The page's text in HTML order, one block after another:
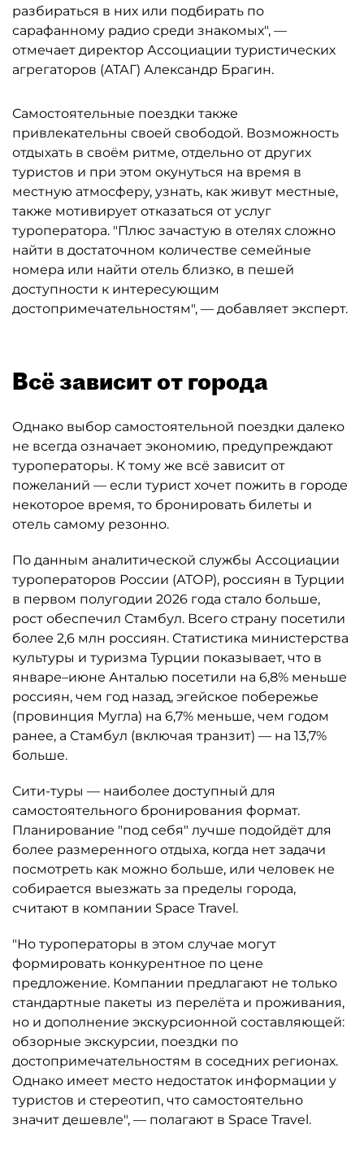
разбираться в них или подбирать по
сарафанному радио среди знакомых", —
отмечает директор Ассоциации туристических
агрегаторов (АТАГ) Александр Брагин.
Самостоятельные поездки также
привлекательны своей свободой. Возможность
отдыхать в своём ритме, отдельно от других
туристов и при этом окунуться на время в
местную атмосферу, узнать, как живут местные,
также мотивирует отказаться от услуг
туроператора. "Плюс зачастую в отелях сложно
найти в достаточном количестве семейные
номера или найти отель близко, в пешей
доступности к интересующим
достопримечательностям", — добавляет эксперт.
Всё зависит от города
Однако выбор самостоятельной поездки далеко
не всегда означает экономию, предупреждают
туроператоры. К тому же всё зависит от
пожеланий — если турист хочет пожить в городе
некоторое время, то бронировать билеты и
отель самому резонно.
По данным аналитической службы Ассоциации
туроператоров России (АТОР), россиян в Турции
в первом полугодии 2026 года стало больше,
рост обеспечил Стамбул. Всего страну посетили
более 2,6 млн россиян. Статистика министерства
культуры и туризма Турции показывает, что в
январе–июне Анталью посетили на 6,8% меньше
россиян, чем год назад, эгейское побережье
(провинция Мугла) на 6,7% меньше, чем годом
ранее, а Стамбул (включая транзит) — на 13,7%
больше.
Сити-туры — наиболее доступный для
самостоятельного бронирования формат.
Планирование "под себя" лучше подойдёт для
более размеренного отдыха, когда нет задачи
посмотреть как можно больше, или человек не
собирается выезжать за пределы города,
считают в компании Space Travel.
"Но туроператоры в этом случае могут
формировать конкурентное по цене
предложение. Компании предлагают не только
стандартные пакеты из перелёта и проживания,
но и дополнение экскурсионной составляющей:
обзорные экскурсии, поездки по
достопримечательностям в соседних регионах.
Однако имеет место недостаток информации у
туристов и стереотип, что самостоятельно
значит дешевле", — полагают в Space Travel.